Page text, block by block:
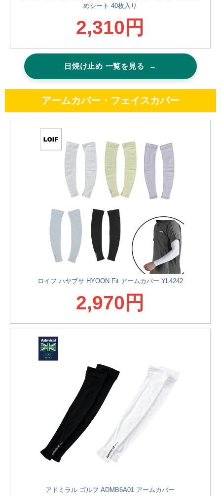
めシート 40枚入り
2,310円
日焼け止め 一覧を見る →
アームカバー・フェイスカバー
ロイフ ハヤブサ HYOON Fit アームカバー YL4242
2,970円
アドミラル ゴルフ ADMB6A01 アームカバー